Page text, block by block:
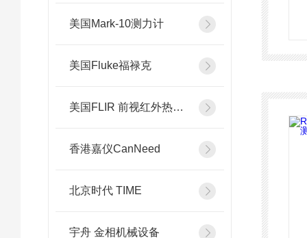
美国Mark-10测力计
美国Fluke福禄克
美国FLIR 前视红外热像系统
香港嘉仪CanNeed
北京时代 TIME
宇舟 金相机械设备